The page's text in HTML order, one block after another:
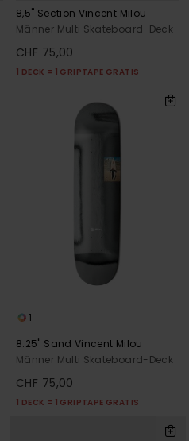
8,5" Section Vincent Milou
Männer Multi Skateboard-Deck
CHF 75,00
1 DECK = 1 GRIPTAPE GRATIS
1
8.25" Sand Vincent Milou
Männer Multi Skateboard-Deck
CHF 75,00
1 DECK = 1 GRIPTAPE GRATIS